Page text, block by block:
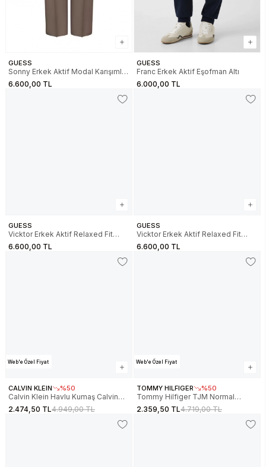
GUESS
Sonny Erkek Aktif Modal Karışımlı
Relaxed Fit Eşofman Altı
6.600,00 TL
GUESS
Franc Erkek Aktif Eşofman Altı
6.000,00 TL
GUESS
Vicktor Erkek Aktif Relaxed Fit
Scuba Eşofman Altı
6.600,00 TL
GUESS
Vicktor Erkek Aktif Relaxed Fit
Scuba Eşofman Altı
6.600,00 TL
Web'e Özel Fiyat
CALVIN KLEIN %50
Calvin Klein Havlu Kumaş Calvin
1968 Grafikli Erkek Siyah Eşofman
Altı LV14RF248G-UB1
2.474,50 TL4.949,00 TL
Web'e Özel Fiyat
TOMMY HILFIGER %50
Tommy Hilfiger TJM Normal
Kesim Amblemli Erkek Beyaz
Eşofman Altı DM0DM22358YBH
2.359,50 TL4.719,00 TL